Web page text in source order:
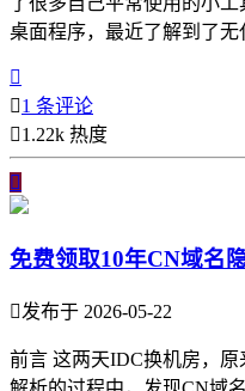
桌面程序，最近了解到了无

1 条评论
1.22k 热度

免费领取10年CN域名
发布于 2026-05-22
前言 这两天IDC换机房，